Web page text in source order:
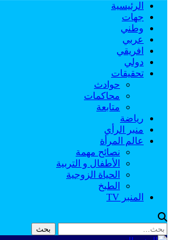
الرئيسية
جهات
وطني
عربي
افريقي
دولي
تحقيقات
حوادث
محاكمات
متابعة
رياضة
منبر الرأي
عالم المرأة
نصائح مهمة
الأطفال و التربية
الحياة الزوجية
الطبخ
المنبر TV